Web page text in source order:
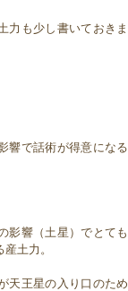
力も少し書いておきま
響で話術が得意になる
影響（土星）でとても
土力。
の入り口のため